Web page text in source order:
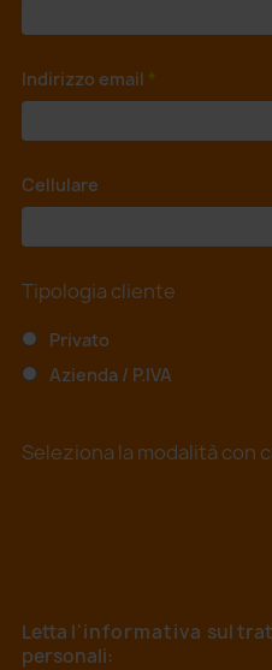
Indirizzo email *
Cellulare
Tipologia cliente
Privato
Azienda / P.IVA
Seleziona la modalità con
Letta l'informativa sul
personali: